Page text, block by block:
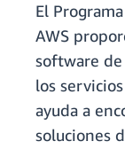
El
AWS
software de
los
ayuda a
soluciones